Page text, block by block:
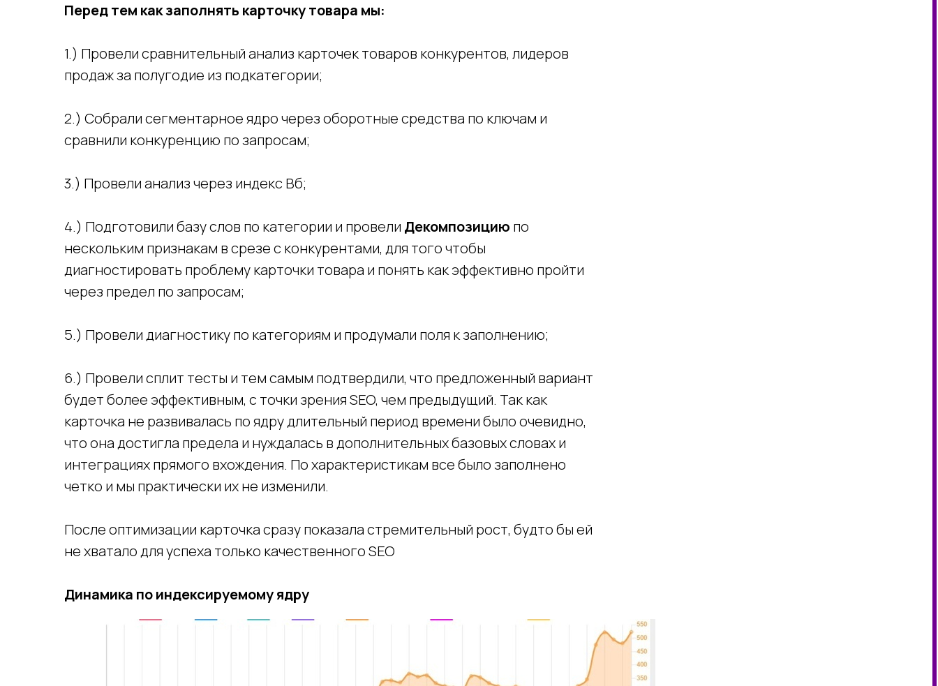
Перед тем как заполнять карточку товара мы:
1.) Провели сравнительный анализ карточек товаров конкурентов, лидеров
продаж за полугодие из подкатегории;
2.) Собрали сегментарное ядро через оборотные средства по ключам и
сравнили конкуренцию по запросам;
3.) Провели анализ через индекс Вб;
4.) Подготовили базу слов по категории и провели Декомпозицию по
нескольким признакам в срезе с конкурентами, для того чтобы
диагностировать проблему карточки товара и понять как эффективно пройти
через предел по запросам;
5.) Провели диагностику по категориям и продумали поля к заполнению;
6.) Провели сплит тесты и тем самым подтвердили, что предложенный вариант
будет более эффективным, с точки зрения SEO, чем предыдущий. Так как
карточка не развивалась по ядру длительный период времени было очевидно,
что она достигла предела и нуждалась в дополнительных базовых словах и
интеграциях прямого вхождения. По характеристикам все было заполнено
четко и мы практически их не изменили.
После оптимизации карточка сразу показала стремительный рост, будто бы ей
не хватало для успеха только качественного SEO
Динамика по индексируемому ядру